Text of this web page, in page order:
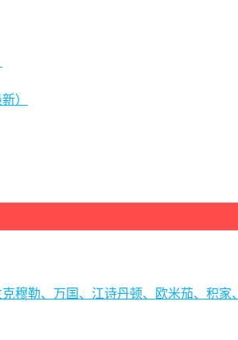
）
穆勒、万国、江诗丹顿、欧米茄、积